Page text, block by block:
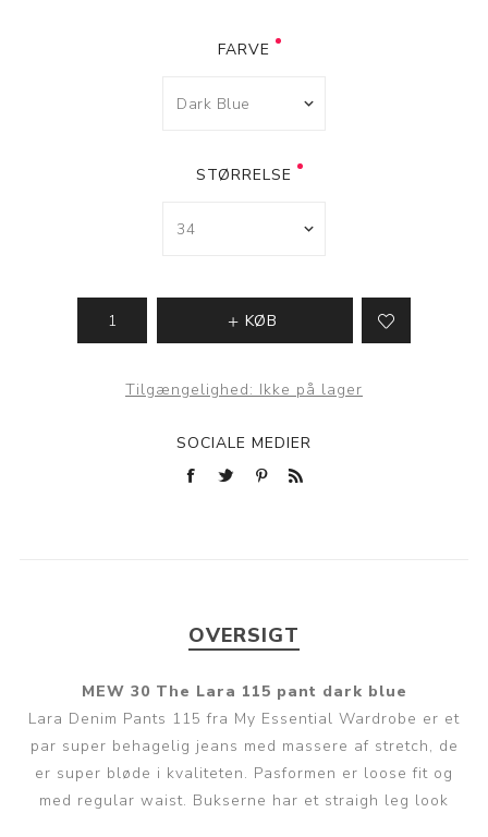
FARVE
STØRRELSE
KØB
Tilgængelighed: Ikke på lager
SOCIALE MEDIER
OVERSIGT
MEW 30 The Lara 115 pant dark blue
Lara Denim Pants 115 fra My Essential Wardrobe er et
par super behagelig jeans med massere af stretch, de
er super bløde i kvaliteten. Pasformen er loose fit og
med regular waist. Bukserne har et straigh leg look